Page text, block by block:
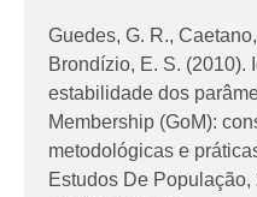
Guedes, G. R.,
Brondízio, E. S. (2010).
estabilidade dos
Membership (GoM):
metodológicas e
Estudos De População,